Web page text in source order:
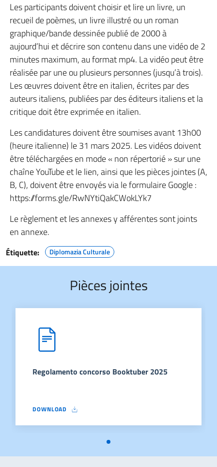
Les participants doivent choisir et lire un livre, un
recueil de poèmes, un livre illustré ou un roman
graphique/bande dessinée publié de 2000 à
aujourd’hui et décrire son contenu dans une vidéo de 2
minutes maximum, au format mp4. La vidéo peut être
réalisée par une ou plusieurs personnes (jusqu’à trois).
Les œuvres doivent être en italien, écrites par des
auteurs italiens, publiées par des éditeurs italiens et la
critique doit être exprimée en italien.
Les candidatures doivent être soumises avant 13h00
(heure italienne) le 31 mars 2025. Les vidéos doivent
être téléchargées en mode « non répertorié » sur une
chaîne YouTube et le lien, ainsi que les pièces jointes (A,
B, C), doivent être envoyés via le formulaire Google :
https://forms.gle/RwNYtiQakCWokLYk7
Le règlement et les annexes y afférentes sont joints
en annexe.
Étiquette: Diplomazia Culturale
Pièces jointes
Regolamento concorso Booktuber 2025
DOWNLOAD
REGOLAMENTO CONCORSO BOOKTUBER 2025